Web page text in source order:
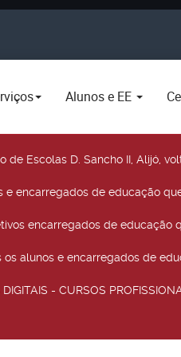
Alunos e EE
de Escolas D. Sancho II, Alijó,
e encarregados de educação
encarregados de
os alunos e encarregados de
DIGITAIS - CURSOS